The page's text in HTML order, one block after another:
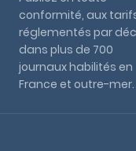
conformité, aux
réglementés par
dans plus de 700
journaux habilités en
France et outre-mer.